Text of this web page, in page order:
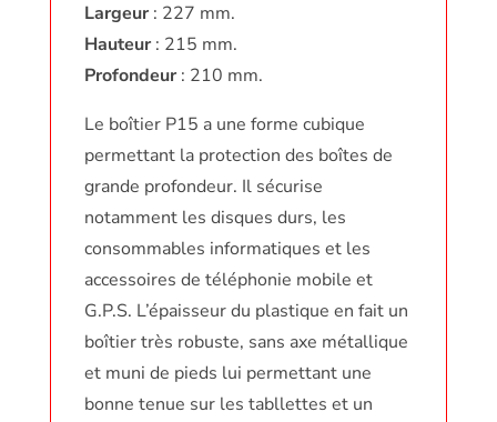
Largeur: 227 mm.
Hauteur: 215 mm.
Profondeur: 210 mm.
Le boîtier P15 a une forme cubique
permettant la protection des boîtes de
grande profondeur. Il sécurise
notamment les disques durs, les
consommables informatiques et les
accessoires de téléphonie mobile et
G.P.S. L’épaisseur du plastique en fait un
boîtier très robuste, sans axe métallique
et muni de pieds lui permettant une
bonne tenue sur les tabllettes et un